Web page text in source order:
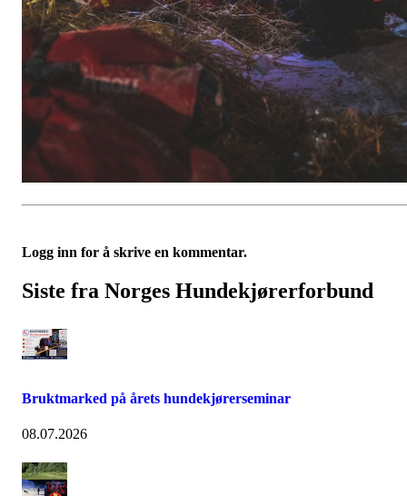
Logg inn for å skrive en kommentar.
Siste fra Norges Hundekjørerforbund
Bruktmarked på årets hundekjørerseminar
08.07.2026